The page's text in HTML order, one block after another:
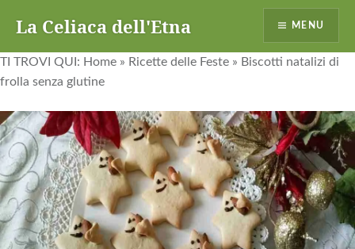
La Celiaca dell'Etna MENU
TI TROVI QUI: Home » Ricette delle Feste » Biscotti natalizi di
frolla senza glutine